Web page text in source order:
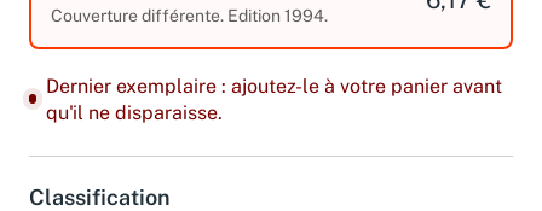
Couverture différente. Edition 1994.
Dernier exemplaire : ajoutez-le à votre panier avant
qu'il ne disparaisse.
Classification